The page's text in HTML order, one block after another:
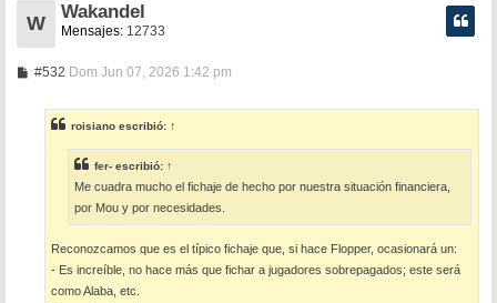
W
Wakandel
Mensajes: 12733
#532M
s
a
Dom Jun 07, 2026 1:42 pm
roisiano escribió: ↑
fer- escribió: ↑
Me cuadra mucho el fichaje de hecho por nuestra situación financiera,
por Mou y por necesidades.
Reconozcamos que es el típico fichaje que, si hace Flopper, ocasionará un:
- Es increíble, no hace más que fichar a jugadores sobrepagados; este será
como Alaba, etc.